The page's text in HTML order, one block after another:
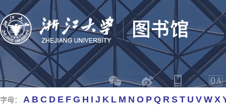
字母： A B C D E F G H I J K L M N O P Q R S T U V W X